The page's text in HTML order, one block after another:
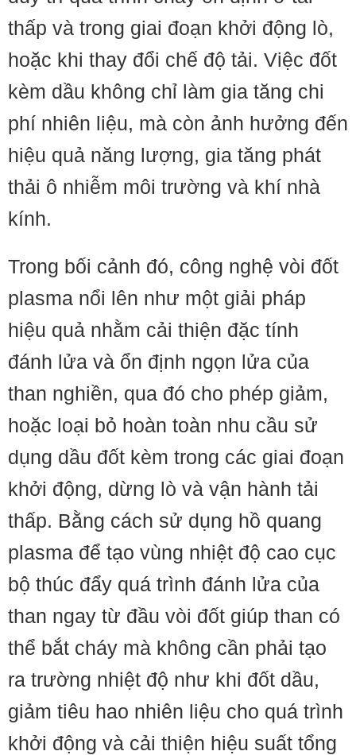
thấp và trong giai đoạn khởi động lò,
hoặc khi thay đổi chế độ tải. Việc đốt
kèm dầu không chỉ làm gia tăng chi
phí nhiên liệu, mà còn ảnh hưởng đến
hiệu quả năng lượng, gia tăng phát
thải ô nhiễm môi trường và khí nhà
kính.
Trong bối cảnh đó, công nghệ vòi đốt
plasma nổi lên như một giải pháp
hiệu quả nhằm cải thiện đặc tính
đánh lửa và ổn định ngọn lửa của
than nghiền, qua đó cho phép giảm,
hoặc loại bỏ hoàn toàn nhu cầu sử
dụng dầu đốt kèm trong các giai đoạn
khởi động, dừng lò và vận hành tải
thấp. Bằng cách sử dụng hồ quang
plasma để tạo vùng nhiệt độ cao cục
bộ thúc đẩy quá trình đánh lửa của
than ngay từ đầu vòi đốt giúp than có
thể bắt cháy mà không cần phải tạo
ra trường nhiệt độ như khi đốt dầu,
giảm tiêu hao nhiên liệu cho quá trình
khởi động và cải thiện hiệu suất tổng